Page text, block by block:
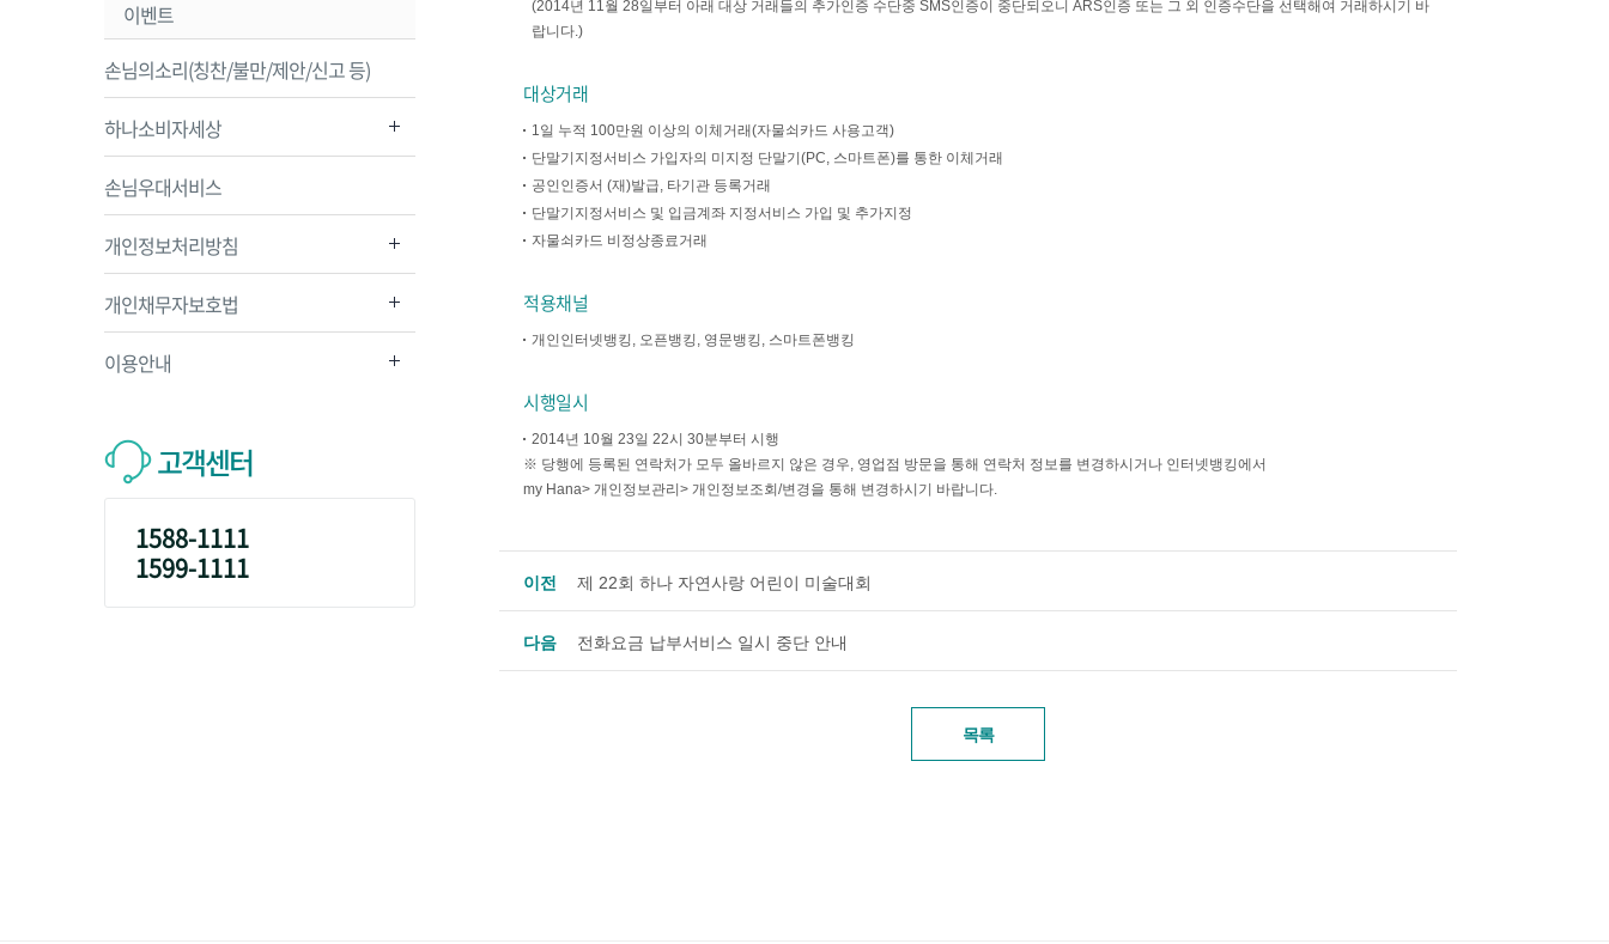
이벤트
손님의소리(칭찬/불만/제안/신고 등)
하나소비자세상
손님우대서비스
개인정보처리방침
개인채무자보호법
이용안내
고객센터
1588-1111
1599-1111
(2014년 11월 28일부터 아래 대상 거래들의 추가인증 수단중 SMS인증이 중단되오니 ARS인증 또는 그 외 인증수단을 선택해여 거래하시기 바
랍니다.)
대상거래
1일 누적 100만원 이상의 이체거래(자물쇠카드 사용고객)
단말기지정서비스 가입자의 미지정 단말기(PC, 스마트폰)를 통한 이체거래
공인인증서 (재)발급, 타기관 등록거래
단말기지정서비스 및 입금계좌 지정서비스 가입 및 추가지정
자물쇠카드 비정상종료거래
적용채널
개인인터넷뱅킹, 오픈뱅킹, 영문뱅킹, 스마트폰뱅킹
시행일시
2014년 10월 23일 22시 30분부터 시행
※ 당행에 등록된 연락처가 모두 올바르지 않은 경우, 영업점 방문을 통해 연락처 정보를 변경하시거나 인터넷뱅킹에서
my Hana> 개인정보관리> 개인정보조회/변경을 통해 변경하시기 바랍니다.
이전 제 22회 하나 자연사랑 어린이 미술대회
다음 전화요금 납부서비스 일시 중단 안내
목록